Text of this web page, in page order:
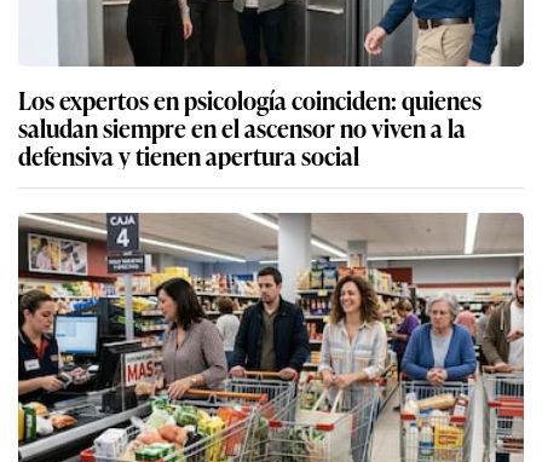
Los expertos en psicología coinciden: quienes
saludan siempre en el ascensor no viven a la
defensiva y tienen apertura social